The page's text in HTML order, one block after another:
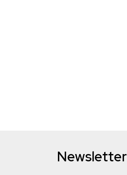
Newsletter